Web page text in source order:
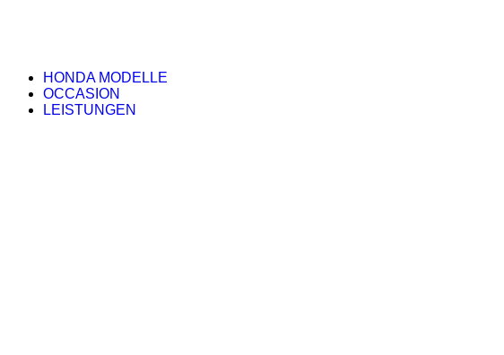
HONDA MODELLE
OCCASION
LEISTUNGEN